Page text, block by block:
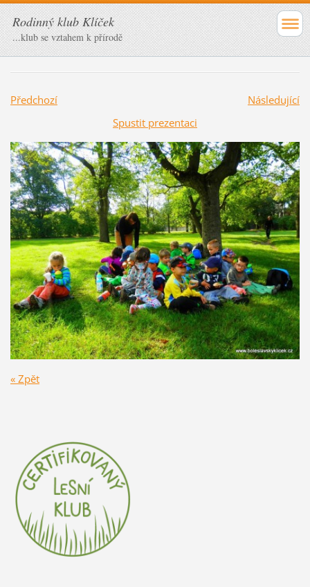
Rodinný klub Klíček
...klub se vztahem k přírodě
Předchozí
Následující
Spustit prezentaci
« Zpět